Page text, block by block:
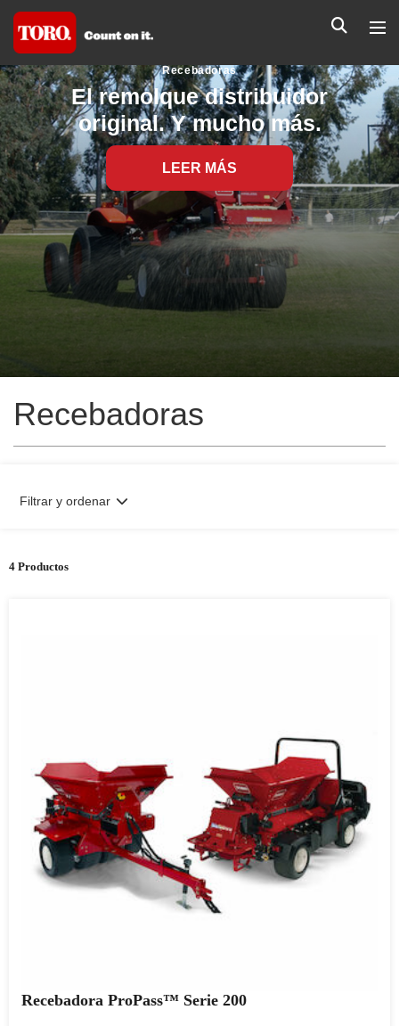
Recebadoras
El remolque distribuidor
original. Y mucho más.
LEER MÁS
Recebadoras
4 Productos
Filtrar y ordenar
Recebadora ProPass™ Serie 200